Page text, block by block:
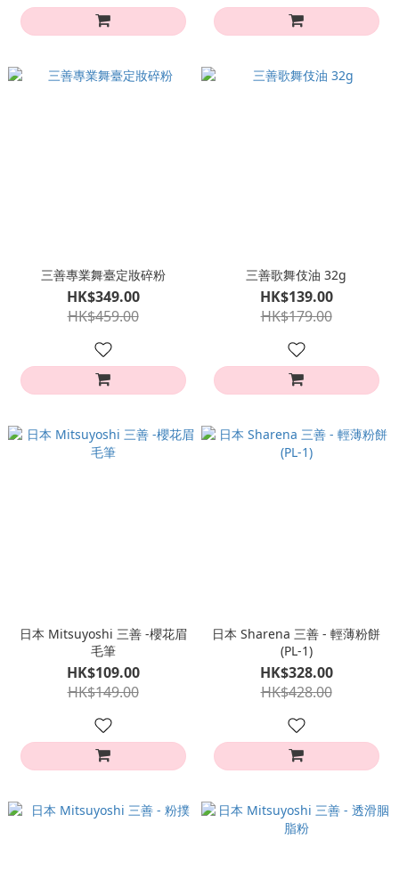
三善專業舞臺定妝碎粉
HK$349.00
HK$459.00
三善歌舞伎油 32g
HK$139.00
HK$179.00
日本 Mitsuyoshi 三善 -櫻花眉
毛筆
HK$109.00
HK$149.00
日本 Sharena 三善 - 輕薄粉餅
(PL-1)
HK$328.00
HK$428.00